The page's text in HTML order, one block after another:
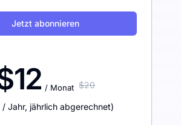
Jetzt abonnieren
/ Monat $20
/ Jahr, jährlich abgerechnet)